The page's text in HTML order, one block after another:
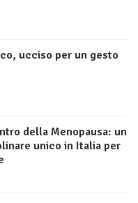
ucciso per un gesto
della Menopausa: un
unico in Italia per